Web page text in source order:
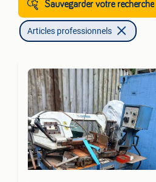
Sauvegarder votre recherche
Articles professionnels